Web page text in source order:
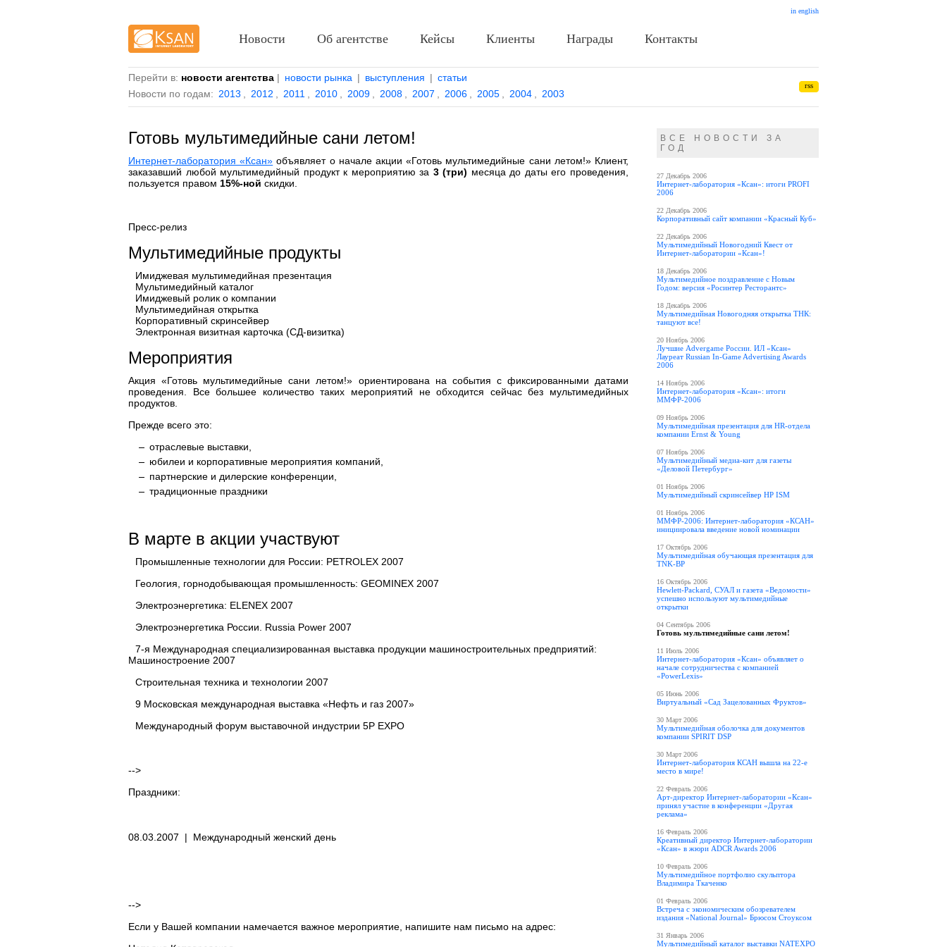
Перейти в: новости агентства | новости рынка | выступления | статьи
Новости по годам: 2013 2012 2011 2010 2009 2008 2007 2006 2005 2004 2003
rss
Готовь мультимедийные сани летом!
Интернет-лаборатория «Ксан» объявляет о начале акции «Готовь мультимедийные сани летом!» Клиент,
заказавший любой мультимедийный продукт к мероприятию за 3 (три) месяца до даты его проведения,
пользуется правом 15%-ной скидки.
Пресс-релиз
Мультимедийные продукты
Имиджевая мультимедийная презентация
Мультимедийный каталог
Имиджевый ролик о компании
Мультимедийная открытка
Корпоративный скринсейвер
Электронная визитная карточка (СД-визитка)
Мероприятия
Акция «Готовь мультимедийные сани летом!» ориентирована на события с фиксированными датами
проведения. Все большее количество таких мероприятий не обходится сейчас без мультимедийных
продуктов.
Прежде всего это:
отраслевые выставки,
юбилеи и корпоративные мероприятия компаний,
партнерские и дилерские конференции,
традиционные праздники
В марте в акции участвуют
Промышленные технологии для России: PETROLEX 2007
Геология, горнодобывающая промышленность: GEOMINEX 2007
Электроэнергетика: ELENEX 2007
Электроэнергетика России. Russia Power 2007
7-я Международная специализированная выставка продукции машиностроительных предприятий:
Машиностроение 2007
Строительная техника и технологии 2007
9 Московская международная выставка «Нефть и газ 2007»
Международный форум выставочной индустрии 5P EXPO
-->
Праздники:
08.03.2007 | Международный женский день
-->
Если у Вашей компании намечается важное мероприятие, напишите нам письмо на адрес:
ВСЕ НОВОСТИ ЗА
ГОД
27 Декабрь 2006
Интернет-лаборатория «Ксан»: итоги PROFI
2006
22 Декабрь 2006
Корпоративный сайт компании «Красный Куб»
22 Декабрь 2006
Мультимедийный Новогодний Квест от
Интернет-лаборатории «Ксан»!
18 Декабрь 2006
Мультимедийное поздравление с Новым
Годом: версия «Росинтер Ресторантс»
18 Декабрь 2006
Мультимедийная Новогодняя открытка ТНК:
танцуют все!
20 Ноябрь 2006
Лучшие Advergame России. ИЛ «Ксан»
Лауреат Russian In-Game Advertising Awards
2006
14 Ноябрь 2006
Интернет-лаборатория «Ксан»: итоги
ММФР-2006
09 Ноябрь 2006
Мультимедийная презентация для HR-отдела
компании Ernst & Young
07 Ноябрь 2006
Мультимедийный медиа-кит для газеты
«Деловой Петербург»
01 Ноябрь 2006
Мультимедийный скринсейвер HP ISM
01 Ноябрь 2006
ММФР-2006: Интернет-лаборатория «КСАН»
инициировала введение новой номинации
17 Октябрь 2006
Мультимедийная обучающая презентация для
TNK-BP
16 Октябрь 2006
Hewlett-Packard, СУАЛ и газета «Ведомости»
успешно используют мультимедийные
открытки
04 Сентябрь 2006
Готовь мультимедийные сани летом!
11 Июль 2006
Интернет-лаборатория «Ксан» объявляет о
начале сотрудничества с компанией
«PowerLexis»
05 Июнь 2006
Виртуальный «Сад Зацелованных Фруктов»
30 Март 2006
Мультимедийная оболочка для документов
компании SPIRIT DSP
30 Март 2006
Интернет-лаборатория КСАН вышла на 22-е
место в мире!
22 Февраль 2006
Арт-директор Интернет-лаборатории «Ксан»
принял участие в конференции «Другая
реклама»
16 Февраль 2006
Креативный директор Интернет-лаборатории
«Ксан» в жюри ADCR Awards 2006
10 Февраль 2006
Мультимедийное портфолио скульптора
Владимира Ткаченко
01 Февраль 2006
Встреча с экономическим обозревателем
издания «National Journal» Брюсом Стоуксом
31 Январь 2006
Мультимедийный каталог выставки NATEXPO
in english
Новости Об агентстве Кейсы Клиенты Награды Контакты